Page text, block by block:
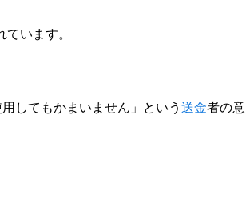
います。
用してもかまいません」という 送金者の意